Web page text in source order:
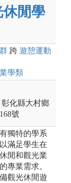
休閒學
跨 遊憩運動
學類
彰化縣大村鄉
號
獨特的學系
滿足學生在
閒和觀光業
專業需求。
觀光休閒遊